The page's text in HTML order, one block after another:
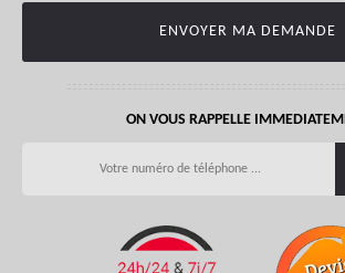
ON VOUS RAPPELLE